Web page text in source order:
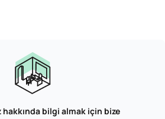
bilgi almak için bize